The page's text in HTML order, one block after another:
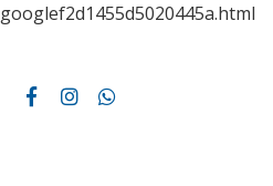
googlef2d1455d5020445a.html